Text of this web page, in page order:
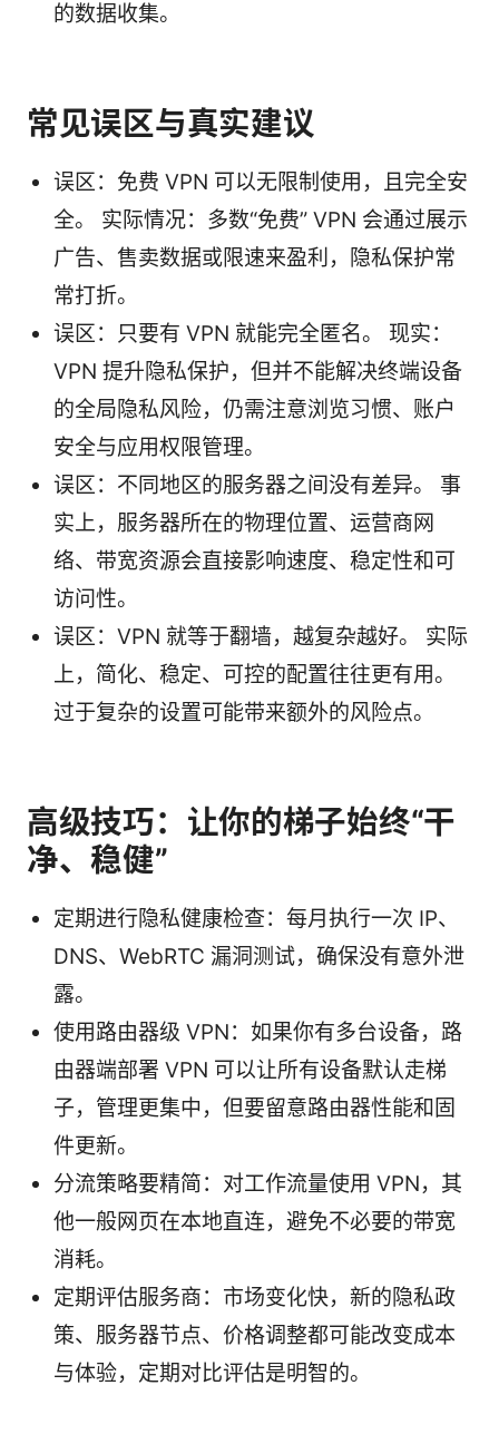
的数据收集。
常见误区与真实建议
误区：免费 VPN 可以无限制使用，且完全安
全。 实际情况：多数“免费” VPN 会通过展示
广告、售卖数据或限速来盈利，隐私保护常
常打折。
误区：只要有 VPN 就能完全匿名。 现实：
VPN 提升隐私保护，但并不能解决终端设备
的全局隐私风险，仍需注意浏览习惯、账户
安全与应用权限管理。
误区：不同地区的服务器之间没有差异。 事
实上，服务器所在的物理位置、运营商网
络、带宽资源会直接影响速度、稳定性和可
访问性。
误区：VPN 就等于翻墙，越复杂越好。 实际
上，简化、稳定、可控的配置往往更有用。
过于复杂的设置可能带来额外的风险点。
高级技巧：让你的梯子始终“干
净、稳健”
定期进行隐私健康检查：每月执行一次 IP、
DNS、WebRTC 漏洞测试，确保没有意外泄
露。
使用路由器级 VPN：如果你有多台设备，路
由器端部署 VPN 可以让所有设备默认走梯
子，管理更集中，但要留意路由器性能和固
件更新。
分流策略要精简：对工作流量使用 VPN，其
他一般网页在本地直连，避免不必要的带宽
消耗。
定期评估服务商：市场变化快，新的隐私政
策、服务器节点、价格调整都可能改变成本
与体验，定期对比评估是明智的。